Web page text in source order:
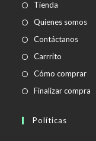
Tienda
Quienes somos
Contáctanos
Carrrito
Cómo comprar
Finalizar compra
Políticas